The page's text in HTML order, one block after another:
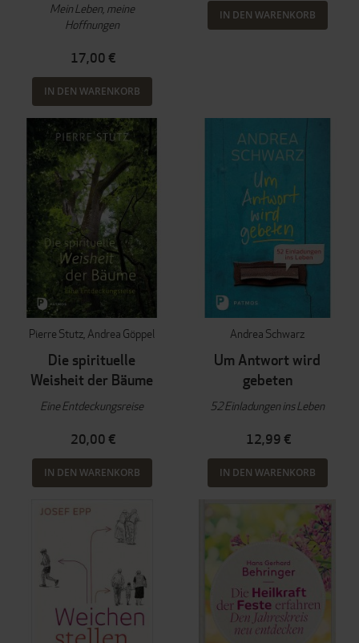
Mein Leben, meine
Hoffnungen
17,00 €
IN DEN WARENKORB
IN DEN WARENKORB
Pierre Stutz Andrea Göppel
Die spirituelle
Weisheit der Bäume
Eine Entdeckungsreise
20,00 €
IN DEN WARENKORB
Andrea Schwarz
Um Antwort wird
gebeten
52 Einladungen ins Leben
12,99 €
IN DEN WARENKORB